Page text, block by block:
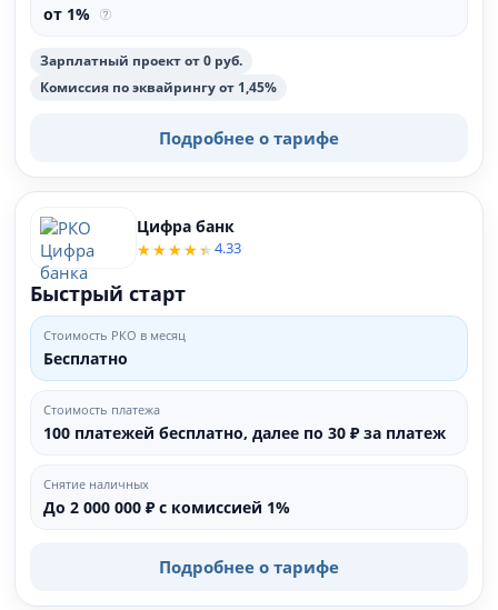
от 1%
Зарплатный проект от 0 руб.
Комиссия по эквайрингу от 1,45%
Подробнее о тарифе
Цифра банк
4.33
Быстрый старт
Стоимость РКО в месяц
Бесплатно
Стоимость платежа
100 платежей бесплатно, далее по 30 ₽ за платеж
Снятие наличных
До 2 000 000 ₽ с комиссией 1%
Подробнее о тарифе